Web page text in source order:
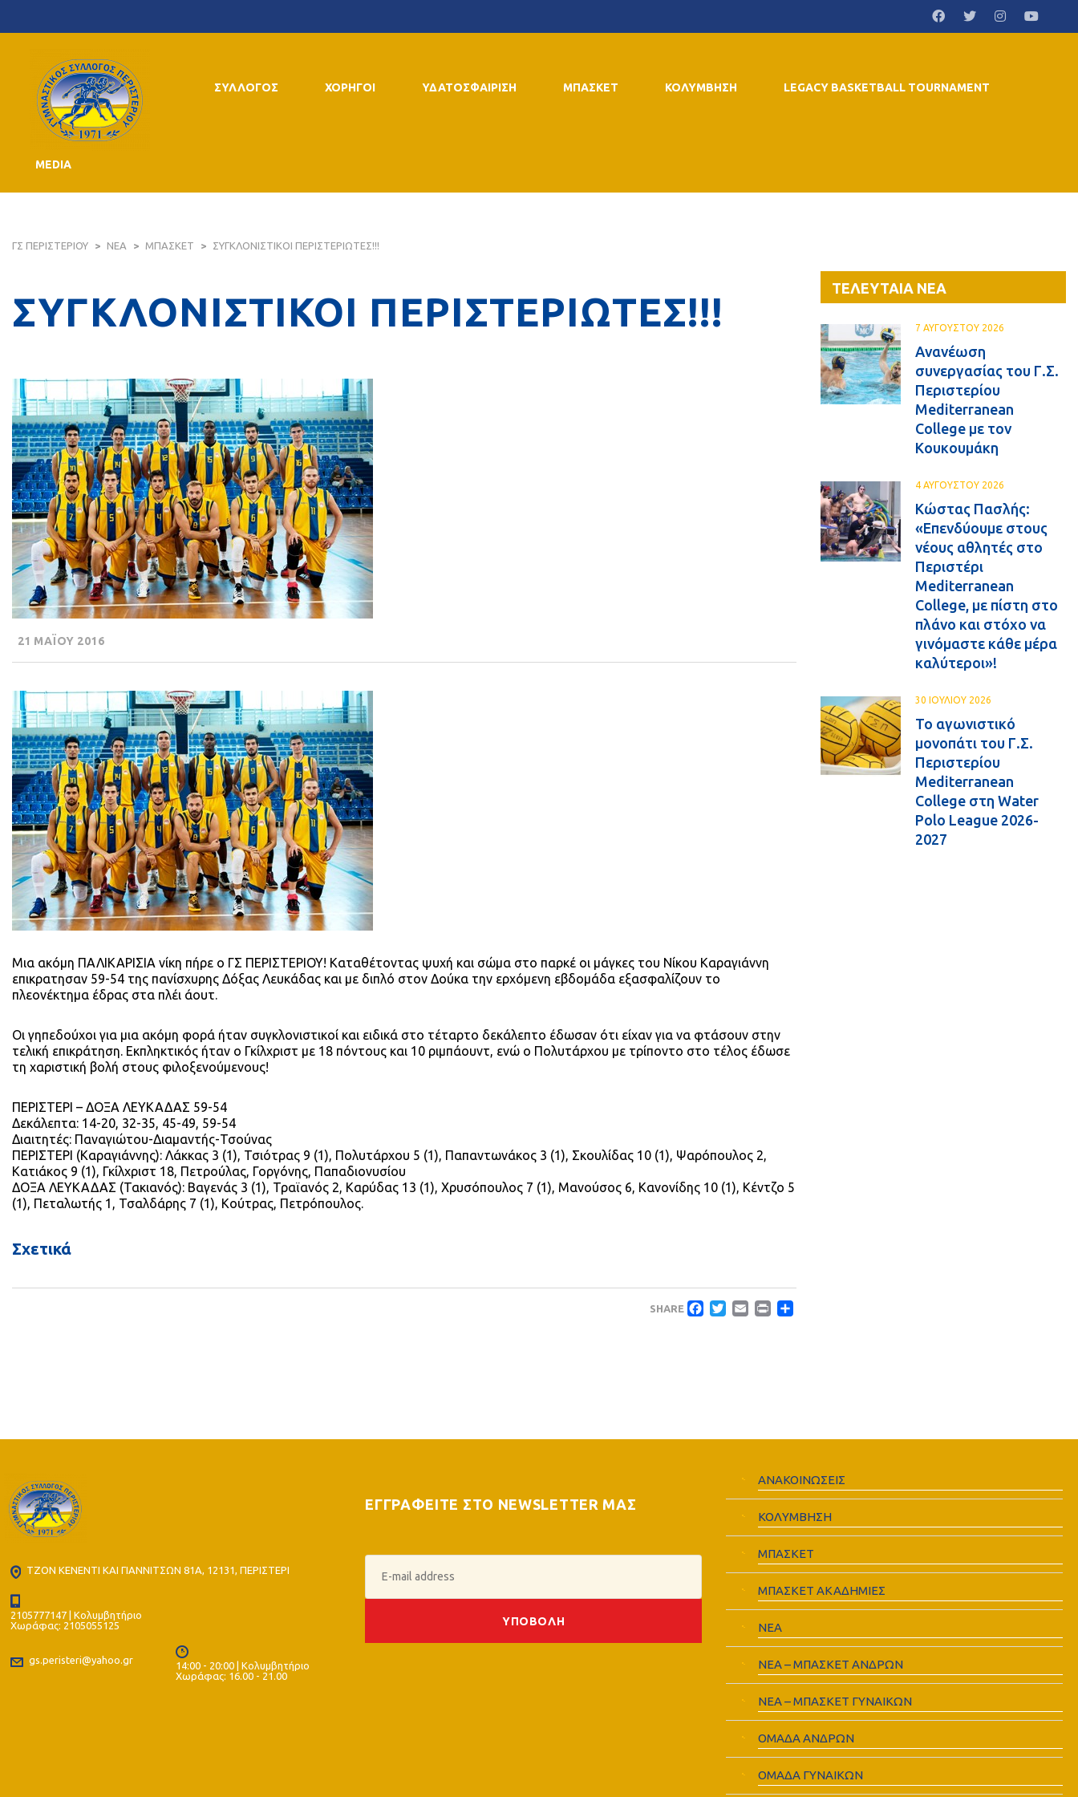
ΣΥΛΛΟΓΟΣ ΧΟΡΗΓΟΙ ΥΔΑΤΟΣΦΑΙΡΙΣΗ ΜΠΑΣΚΕΤ ΚΟΛΥΜΒΗΣΗ LEGACY BASKETBALL TOURNAMENT
MEDIA
ΓΣ ΠΕΡΙΣΤΕΡΙΟΥ > ΝΕΑ > ΜΠΑΣΚΕΤ > ΣΥΓΚΛΟΝΙΣΤΙΚΟΙ ΠΕΡΙΣΤΕΡΙΩΤΕΣ!!!
ΣΥΓΚΛΟΝΙΣΤΙΚΟΙ ΠΕΡΙΣΤΕΡΙΩΤΕΣ!!!
21 ΜΑΪΟΥ 2016
Μια ακόμη ΠΑΛΙΚΑΡΙΣΙΑ νίκη πήρε ο ΓΣ ΠΕΡΙΣΤΕΡΙΟΥ! Καταθέτοντας ψυχή και σώμα στο παρκέ οι μάγκες του Νίκου Καραγιάννη
επικρατησαν 59-54 της πανίσχυρης Δόξας Λευκάδας και με διπλό στον Δούκα την ερχόμενη εβδομάδα εξασφαλίζουν το
πλεονέκτημα έδρας στα πλέι άουτ.
Οι γηπεδούχοι για μια ακόμη φορά ήταν συγκλονιστικοί και ειδικά στο τέταρτο δεκάλεπτο έδωσαν ότι είχαν για να φτάσουν στην
τελική επικράτηση. Εκπληκτικός ήταν ο Γκίλχριστ με 18 πόντους και 10 ριμπάουντ, ενώ ο Πολυτάρχου με τρίποντο στο τέλος έδωσε
τη χαριστική βολή στους φιλοξενούμενους!
ΠΕΡΙΣΤΕΡΙ – ΔΟΞΑ ΛΕΥΚΑΔΑΣ 59-54
Δεκάλεπτα: 14-20, 32-35, 45-49, 59-54
Διαιτητές: Παναγιώτου-Διαμαντής-Τσούνας
ΠΕΡΙΣΤΕΡΙ (Καραγιάννης): Λάκκας 3 (1), Τσιότρας 9 (1), Πολυτάρχου 5 (1), Παπαντωνάκος 3 (1), Σκουλίδας 10 (1), Ψαρόπουλος 2,
Κατιάκος 9 (1), Γκίλχριστ 18, Πετρούλας, Γοργόνης, Παπαδιονυσίου
ΔΟΞΑ ΛΕΥΚΑΔΑΣ (Τακιανός): Βαγενάς 3 (1), Τραϊανός 2, Καρύδας 13 (1), Χρυσόπουλος 7 (1), Μανούσος 6, Κανονίδης 10 (1), Κέντζο 5
(1), Πεταλωτής 1, Τσαλδάρης 7 (1), Κούτρας, Πετρόπουλος.
Σχετικά
SHARE Facebook
Twitter
Email
Print
ΤΕΛΕΥΤΑΙΑ ΝΕΑ
7 ΑΥΓΟΥΣΤΟΥ 2026
Ανανέωση
συνεργασίας του Γ.Σ.
Περιστερίου
Mediterranean
College με τον
Κουκουμάκη
4 ΑΥΓΟΥΣΤΟΥ 2026
Κώστας Πασλής:
«Επενδύουμε στους
νέους αθλητές στο
Περιστέρι
Mediterranean
College, με πίστη στο
πλάνο και στόχο να
γινόμαστε κάθε μέρα
καλύτεροι»!
30 ΙΟΥΛΙΟΥ 2026
Το αγωνιστικό
μονοπάτι του Γ.Σ.
Περιστερίου
Mediterranean
College στη Water
Polo League 2026-
2027
ΤΖΟΝ ΚΕΝΕΝΤΙ ΚΑΙ ΓΙΑΝΝΙΤΣΩΝ 81Α, 12131, ΠΕΡΙΣΤΕΡΙ
2105777147 | Κολυμβητήριο
Χωράφας: 2105055125
gs.peristeri@yahoo.gr
14:00 - 20:00 | Κολυμβητήριο
Χωράφας: 16.00 - 21.00
ΕΓΓΡΑΦΕΙΤΕ ΣΤΟ NEWSLETTER ΜΑΣ
ΑΝΑΚΟΙΝΩΣΕΙΣ
ΚΟΛΥΜΒΗΣΗ
ΜΠΑΣΚΕΤ
ΜΠΑΣΚΕΤ ΑΚΑΔΗΜΙΕΣ
ΝΕΑ
ΝΕΑ – ΜΠΑΣΚΕΤ ΑΝΔΡΩΝ
ΝΕΑ – ΜΠΑΣΚΕΤ ΓΥΝΑΙΚΩΝ
ΟΜΑΔΑ ΑΝΔΡΩΝ
ΟΜΑΔΑ ΓΥΝΑΙΚΩΝ